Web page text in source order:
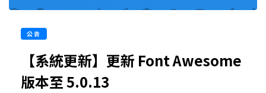
公告
【系統更新】更新 Font Awesome
版本至 5.0.13